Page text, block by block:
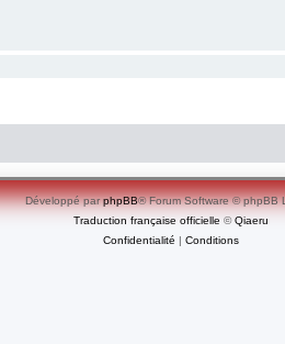
Développé parphpBB® Forum Software © phpBB
Traduction française officielle ©Qiaeru
Confidentialité | Conditions